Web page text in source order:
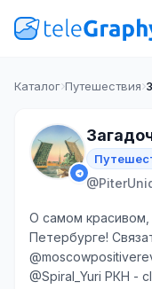
Каталог Путешествия
О самом
Петербурге!
@Spiral_Yuri РКН -